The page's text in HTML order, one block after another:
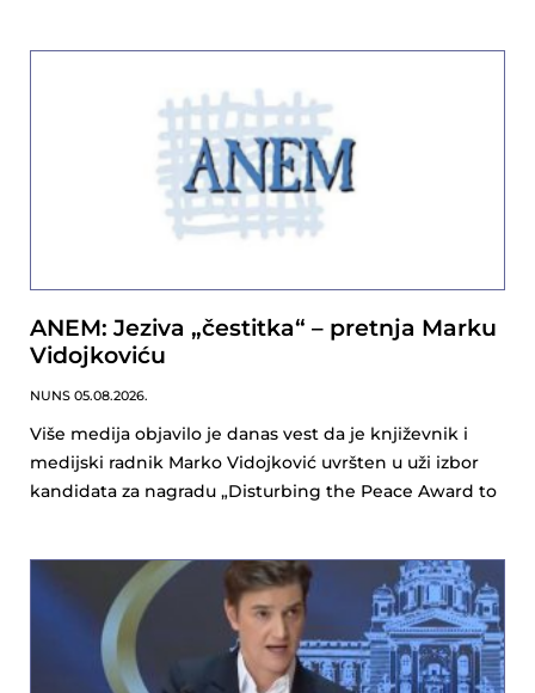
ANEM: Jeziva „čestitka“ – pretnja Marku
Vidojkoviću
NUNS 05.08.2026.
Više medija objavilo je danas vest da je književnik i
medijski radnik Marko Vidojković uvršten u uži izbor
kandidata za nagradu „Disturbing the Peace Award to